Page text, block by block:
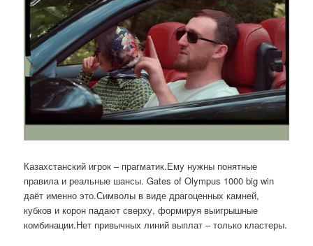
Казахстанский игрок – прагматик.Ему нужны понятные
правила и реальные шансы. Gates of Olympus 1000 big win
даёт именно это.Символы в виде драгоценных камней,
кубков и корон падают сверху, формируя выигрышные
комбинации.Нет привычных линий выплат – только кластеры.